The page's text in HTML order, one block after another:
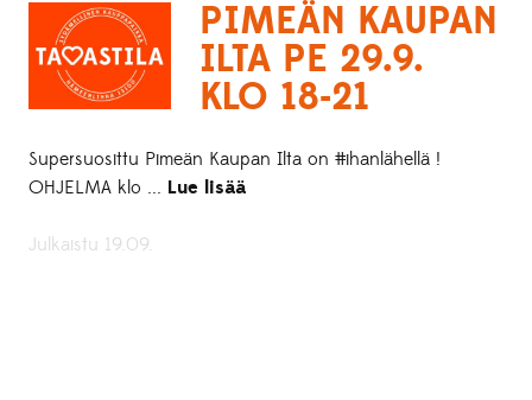
PIMEÄN KAUPAN
ILTA PE 29.9.
KLO 18-21
Supersuosittu Pimeän Kaupan Ilta on #ihanlähellä !
OHJELMA klo ... Lue lisää
Julkaistu 19.09.